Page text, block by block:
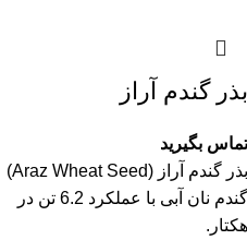
بذر گندم آراز
تماس بگیرید
بذر گندم آراز (Araz Wheat Seed)
گندم نان آبی با عملکرد 6.2 تن در
هکتار.